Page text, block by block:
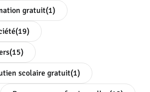
gratuit(1)
(19)
(15)
scolaire gratuit(1)